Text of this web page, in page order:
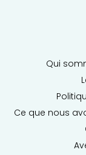
Qui
Ce que nous